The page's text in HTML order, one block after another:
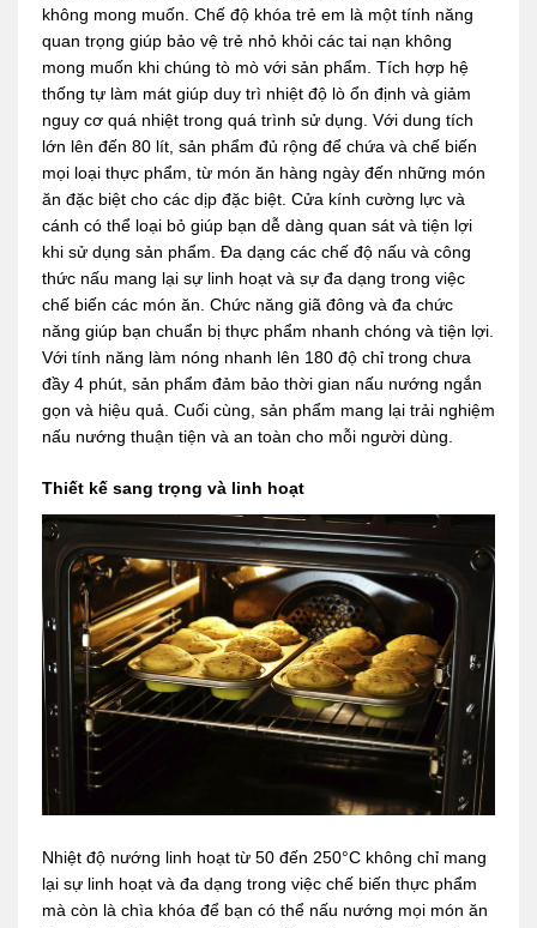
không mong muốn. Chế độ khóa trẻ em là một tính năng
quan trọng giúp bảo vệ trẻ nhỏ khỏi các tai nạn không
mong muốn khi chúng tò mò với sản phẩm. Tích hợp hệ
thống tự làm mát giúp duy trì nhiệt độ lò ổn định và giảm
nguy cơ quá nhiệt trong quá trình sử dụng. Với dung tích
lớn lên đến 80 lít, sản phẩm đủ rộng để chứa và chế biến
mọi loại thực phẩm, từ món ăn hàng ngày đến những món
ăn đặc biệt cho các dịp đặc biệt. Cửa kính cường lực và
cánh có thể loại bỏ giúp bạn dễ dàng quan sát và tiện lợi
khi sử dụng sản phẩm. Đa dạng các chế độ nấu và công
thức nấu mang lại sự linh hoạt và sự đa dạng trong việc
chế biến các món ăn. Chức năng giã đông và đa chức
năng giúp bạn chuẩn bị thực phẩm nhanh chóng và tiện lợi.
Với tính năng làm nóng nhanh lên 180 độ chỉ trong chưa
đầy 4 phút, sản phẩm đảm bảo thời gian nấu nướng ngắn
gọn và hiệu quả. Cuối cùng, sản phẩm mang lại trải nghiệm
nấu nướng thuận tiện và an toàn cho mỗi người dùng.
Thiết kế sang trọng và linh hoạt
Nhiệt độ nướng linh hoạt từ 50 đến 250°C không chỉ mang
lại sự linh hoạt và đa dạng trong việc chế biến thực phẩm
mà còn là chìa khóa để bạn có thể nấu nướng mọi món ăn